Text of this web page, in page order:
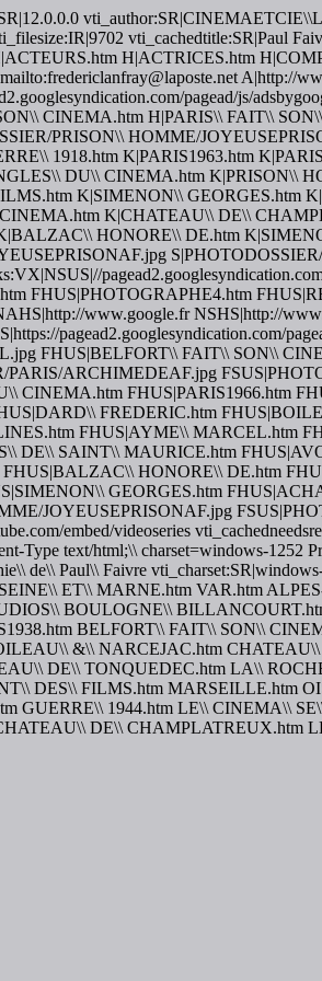
vti_cachedtitle:SR|Paul
H|ACTRICES.htm
A|http://
pagead/js/
CINEMA.htm H|PARIS\\ FAIT\\
PRISON\\ HOMME/
1918.htm K|PARIS1963.htm
DU\\ CINEMA.htm K|PRISON\\
K|SIMENON\\ GEORGES.htm
K|CHATEAU\\ DE\\
HONORE\\ DE.htm
FHUS|PHOTOGRAPHE4.htm
www.google.fr NSHS|http://
pagead2.googlesyndication.com/
FHUS|BELFORT\\ FAIT\\ SON\\
ARCHIMEDEAF.jpg
FHUS|PARIS1966.htm
FREDERIC.htm
FHUS|AYME\\ MARCEL.htm
SAINT\\ MAURICE.htm
HONORE\\ DE.htm
GEORGES.htm
JOYEUSEPRISONAF.jpg
embed/videoseries
Type text/html;\\ charset=windows-1252
de\\ Paul\\ Faivre
ET\\ MARNE.htm VAR.htm
BOULOGNE\\
BELFORT\\ FAIT\\ SON\\
&\\ NARCEJAC.htm
DE\\ TONQUEDEC.htm LA\\
DES\\ FILMS.htm MARSEILLE.htm
1944.htm LE\\ CINEMA\\
DE\\ CHAMPLATREUX.htm